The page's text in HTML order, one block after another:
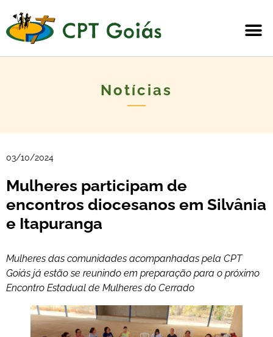
Notícias
03/10/2024
Mulheres participam de
encontros diocesanos em Silvânia
e Itapuranga
Mulheres das comunidades acompanhadas pela CPT
Goiás já estão se reunindo em preparação para o próximo
Encontro Estadual de Mulheres do Cerrado